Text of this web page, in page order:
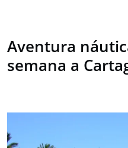
Aventura
semana a